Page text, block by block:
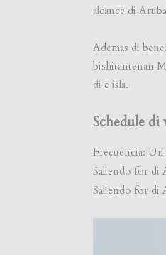
alcance di
Ademas di
bishitantenan
di e isla.
Schedule di
Frecuencia: Un
Saliendo for di
Saliendo for